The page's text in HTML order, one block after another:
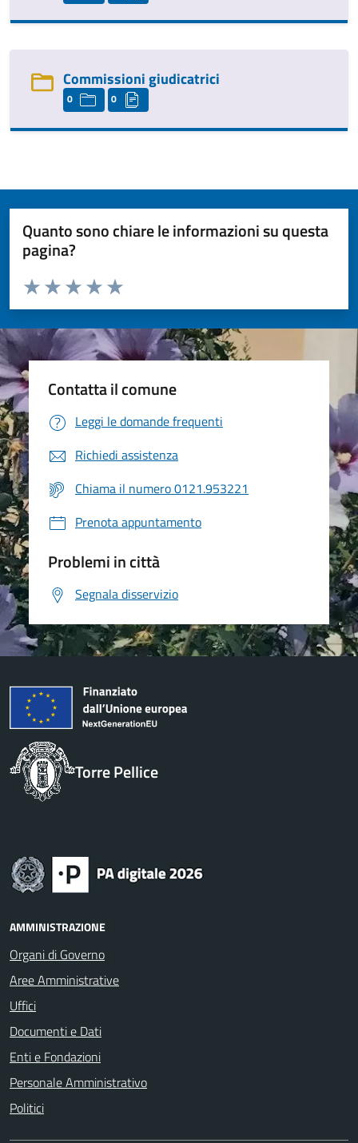
Commissioni giudicatrici
0 0
Quanto sono chiare le informazioni su questa
pagina?
Valuta da 1 a 5 stelle la pagina
Valuta 5 stelle su 5
Valuta 4 stelle su 5
Valuta 3 stelle su 5
Valuta 2 stelle su 5
Valuta 1 stelle su 5
Contatta il comune
Leggi le domande frequenti
Richiedi assistenza
Chiama il numero 0121.953221
Prenota appuntamento
Problemi in città
Segnala disservizio
Torre Pellice
AMMINISTRAZIONE
Organi di Governo
Aree Amministrative
Uffici
Documenti e Dati
Enti e Fondazioni
Personale Amministrativo
Politici